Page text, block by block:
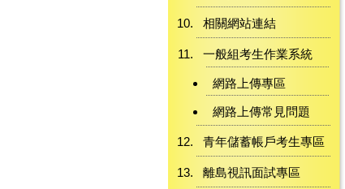
相關網站連結
一般組考生作業系統
網路上傳專區
網路上傳常見問題
青年儲蓄帳戶考生專區
離島視訊面試專區